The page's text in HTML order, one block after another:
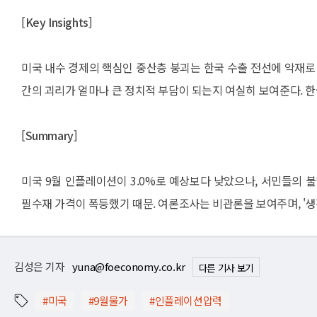
[Key Insights]
미국 내수 경제의 핵심인 중산층 붕괴는 한국 수출 전선에 악재
간의 괴리가 얼마나 큰 정치적 부담이 되는지 여실히 보여준다.
[Summary]
미국 9월 인플레이션이 3.0%로 예상보다 낮았으나, 서민들의
필수재 가격이 폭등했기 때문. 여론조사는 비관론을 보여주며, '
김성은 기자 yuna@foeconomy.co.kr 다른 기사 보기
#미국 #9월물가 #인플레이션압력